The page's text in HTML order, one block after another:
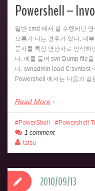
Powershell –
일반 cmd 에서 잘 수행되던
오류가 나는 경우가 있다. 대
문자를 특정 연산자로 인식하
다. 예를 들어 svn Dump file
다. svnadmin load C:svntest
Powershell 에서는 다음과 같
Read More
PowerShell
Powershell
1 comment
talsu
2010/09/13